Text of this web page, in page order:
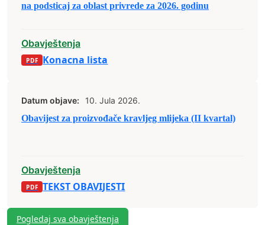
na podsticaj za oblast privrede za 2026. godinu
Obavještenja
Konacna lista
Datum objave:
10. Jula 2026.
Obavijest za proizvođače kravljeg mlijeka (II kvartal)
Obavještenja
TEKST OBAVIJESTI
Pogledaj sva obavještenja